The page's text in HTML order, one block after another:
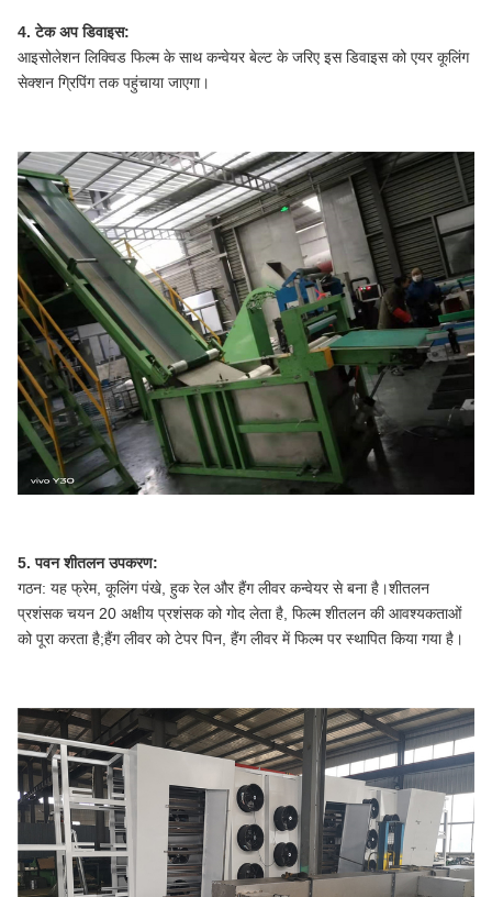
4. टेक अप डिवाइस:
आइसोलेशन लिक्विड फिल्म के साथ कन्वेयर बेल्ट के जरिए इस डिवाइस को एयर कूलिंग
सेक्शन ग्रिपिंग तक पहुंचाया जाएगा।
5. पवन शीतलन उपकरण:
गठन: यह फ्रेम, कूलिंग पंखे, हुक रेल और हैंग लीवर कन्वेयर से बना है।शीतलन
प्रशंसक चयन 20 अक्षीय प्रशंसक को गोद लेता है, फिल्म शीतलन की आवश्यकताओं
को पूरा करता है;हैंग लीवर को टेपर पिन, हैंग लीवर में फिल्म पर स्थापित किया गया है।